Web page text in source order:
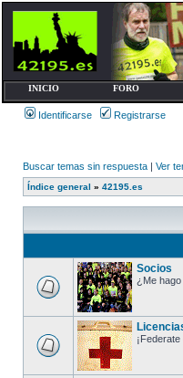
INICIO FORO
Identificarse Registrarse
Buscar temas sin respuesta | Ver
Índice general » 42195.es
Socios
¿Me